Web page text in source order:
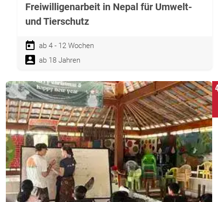
Freiwilligenarbeit in Nepal für Umwelt-
und Tierschutz
ab 4 - 12 Wochen
ab 18 Jahren